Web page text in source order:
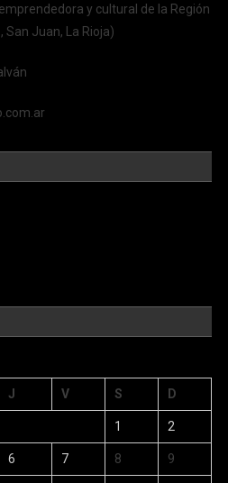
y cultural de la Región
San Juan, La Rioja)
J V S D
1 2
6 7 8 9